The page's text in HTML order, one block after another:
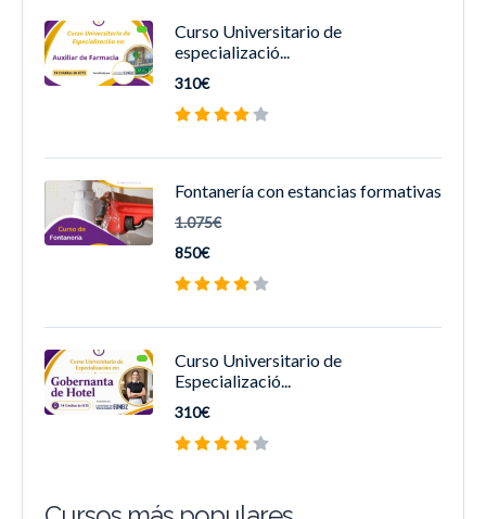
Curso Universitario de
especializació...
310€
Fontanería con estancias formativas
1.075€
850€
Curso Universitario de
Especializació...
310€